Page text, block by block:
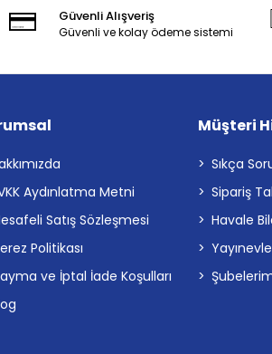
Güvenli Alışveriş
Güvenli ve kolay ödeme sistemi
Aydınlatma Metni
Satış Sözleşmesi
Politikası
ve İptal İade Koşulları
Müşteri
Sıkça
Sipariş
Havale